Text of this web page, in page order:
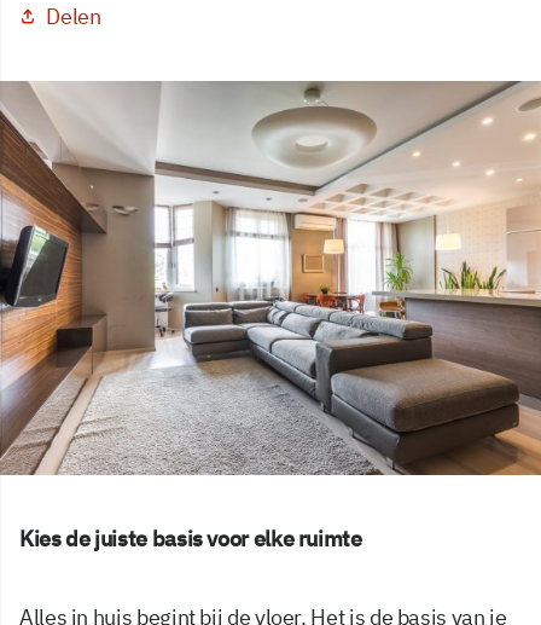
Delen
Kies de juiste basis voor elke ruimte
Alles in huis begint bij de vloer. Het is de basis van je